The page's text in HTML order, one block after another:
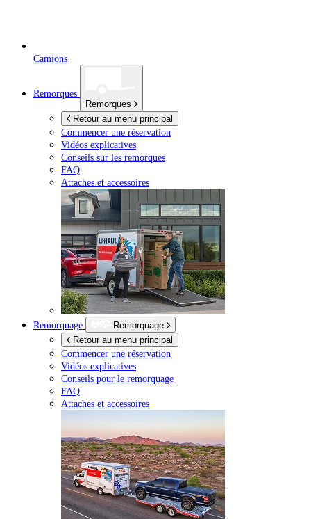
Camions
Remorques
Remorques
Retour au menu principal
Commencer une réservation
Vidéos explicatives
Conseils sur les remorques
FAQ
Attaches et accessoires
Remorquage
Remorquage
Retour au menu principal
Commencer une réservation
Vidéos explicatives
Conseils pour le remorquage
FAQ
Attaches et accessoires